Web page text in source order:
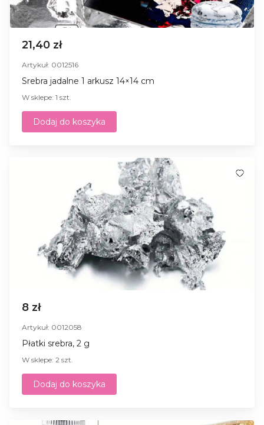
21,40 zł
Artykuł: 0012516
Srebra jadalne 1 arkusz 14×14 cm
W sklepe: 1 szt.
Dodaj do koszyka
8 zł
Artykuł: 0012058
Płatki srebra, 2 g
W sklepe: 2 szt.
Dodaj do koszyka